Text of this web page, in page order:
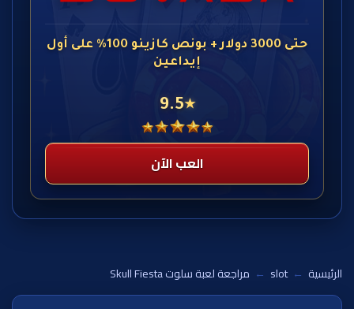
حتى 3000 دولار + بونص كازينو 100% على أول
إيداعين
★
9.5
العب الآن
الرئيسية ←
slot
← مراجعة لعبة سلوت Skull Fiesta